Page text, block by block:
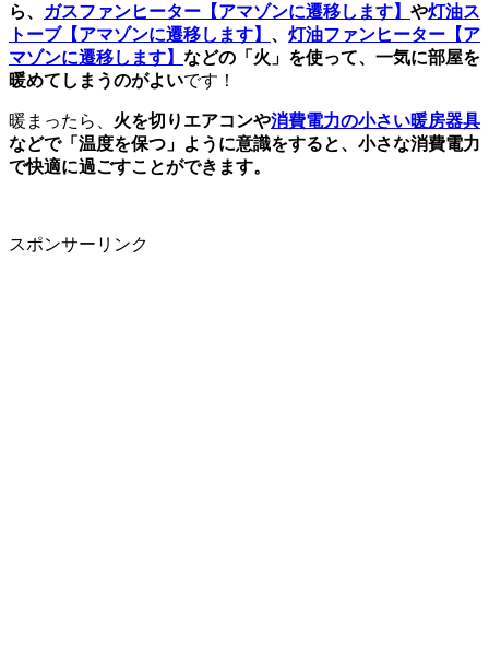
ら、 ガスファンヒーター 【アマゾンに遷移します】 や灯油ス
トーブ【アマゾンに遷移します】 、 灯油ファンヒーター 【ア
マゾンに遷移します】 などの「火」を使って、一気に部屋を
暖めてしまうのがよいです！
暖まったら、 火を切りエアコンや消費電力の小さい暖房器具
などで「温度を保つ」ように意識をすると、小さな消費電力
で快適に過ごすことができます。
スポンサーリンク